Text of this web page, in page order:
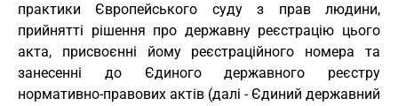
практики Європейського суду з прав людини,
прийнятті рішення про державну реєстрацію цього
акта, присвоєнні йому реєстраційного номера та
занесенні до Єдиного державного реєстру
нормативно-правових актів (далі - Єдиний державний